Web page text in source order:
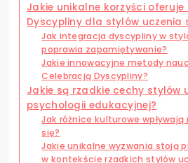
Jakie unikalne korzyści oferuje
Dyscypliny dla stylów uczenia
Jak integracja dyscypliny w
poprawia zapamiętywanie?
Jakie innowacyjne metody
Celebracją Dyscypliny?
Jakie są rzadkie cechy stylów
psychologii edukacyjnej?
Jak różnice kulturowe
się?
Jakie unikalne wyzwania stoją
w kontekście rzadkich stylów